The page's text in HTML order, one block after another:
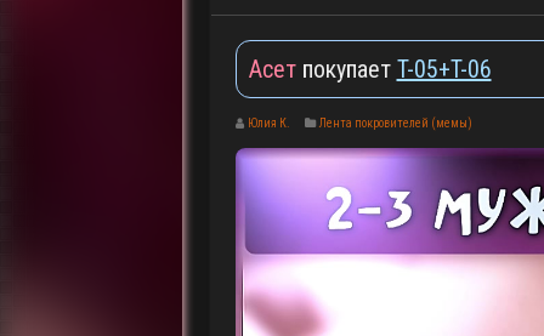
Асетпокупает T-05+T-06
Юлия К. Лента покровителей (мемы)